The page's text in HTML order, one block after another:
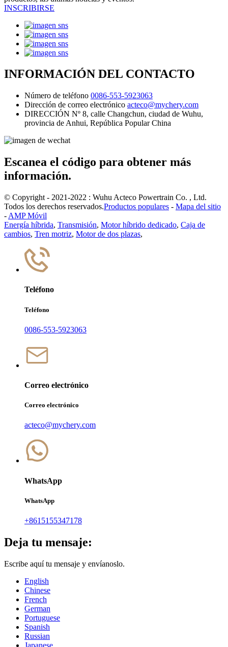
INSCRIBIRSE
INFORMACIÓN DEL CONTACTO
Número de teléfono 0086-553-5923063
Dirección de correo electrónico acteco@mychery.com
DIRECCIÓN Nº 8, calle Changchun, ciudad de Wuhu,
provincia de Anhui, República Popular China
Escanea el código para obtener más
información.
© Copyright - 2021-2022 : Wuhu Acteco Powertrain Co. , Ltd.
Todos los derechos reservados.Productos populares - Mapa del sitio
- AMP Móvil
Energía híbrida, Transmisión, Motor híbrido dedicado, Caja de
cambios, Tren motriz, Motor de dos plazas,
Teléfono
Teléfono
0086-553-5923063
Correo electrónico
Correo electrónico
acteco@mychery.com
WhatsApp
WhatsApp
+8615155347178
Deja tu mensaje:
Escribe aquí tu mensaje y envíanoslo.
English
Chinese
French
German
Portuguese
Spanish
Russian
Japanese